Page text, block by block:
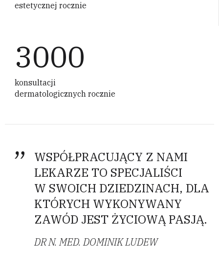
estetycznej rocznie
3000
konsultacji
dermatologicznych rocznie
WSPÓŁPRACUJĄCY Z NAMI
LEKARZE TO SPECJALIŚCI
W SWOICH DZIEDZINACH, DLA
KTÓRYCH WYKONYWANY
ZAWÓD JEST ŻYCIOWĄ PASJĄ.
DR N. MED. DOMINIK LUDEW